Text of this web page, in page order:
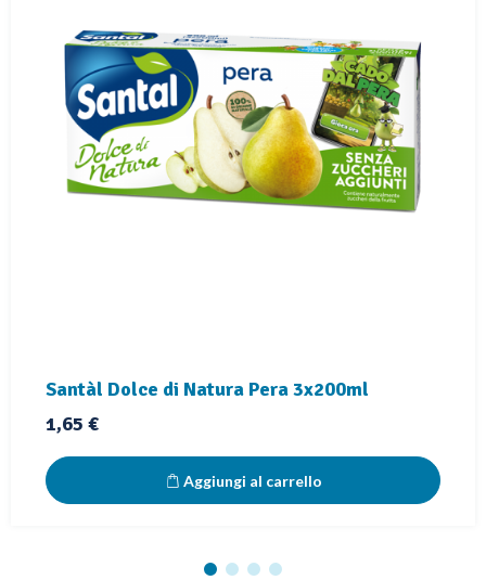
Santàl Dolce di Natura Pera 3x200ml
Prezzo
1,65 €
Aggiungi al carrello